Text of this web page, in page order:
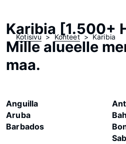
Kotisivu Kohteet Karibia
Karibia [1.500+
Mille alueelle
maa.
Anguilla
Aruba
Barbados